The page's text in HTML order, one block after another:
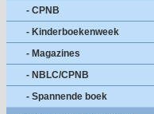
- CPNB
- Kinderboekenweek
- Magazines
- NBLC/CPNB
- Spannende boek